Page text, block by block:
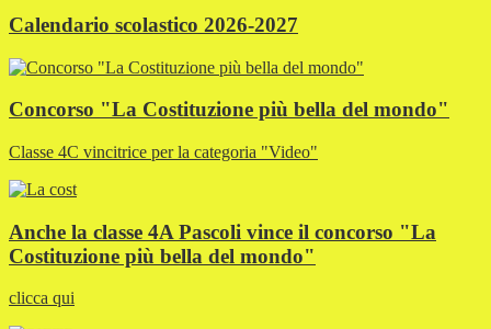
Calendario scolastico 2026-2027
Concorso "La Costituzione più bella del mondo"
Classe 4C vincitrice per la categoria "Video"
Anche la classe 4A Pascoli vince il concorso "La
Costituzione più bella del mondo"
clicca qui